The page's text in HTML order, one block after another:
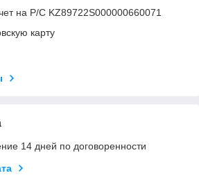
на Р/С KZ89722S000000660071
карту
14 дней по договоренности